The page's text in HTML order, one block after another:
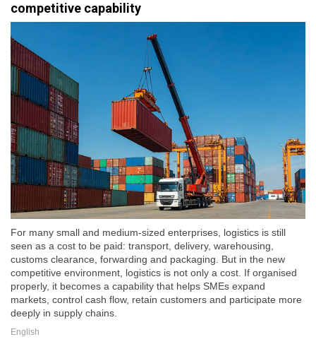
competitive capability
For many small and medium-sized enterprises, logistics is still
seen as a cost to be paid: transport, delivery, warehousing,
customs clearance, forwarding and packaging. But in the new
competitive environment, logistics is not only a cost. If organised
properly, it becomes a capability that helps SMEs expand
markets, control cash flow, retain customers and participate more
deeply in supply chains.
English